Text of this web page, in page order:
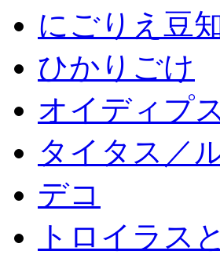
にごりえ豆
ひかりごけ
オイディプ
タイタス／
デコ
トロイラス